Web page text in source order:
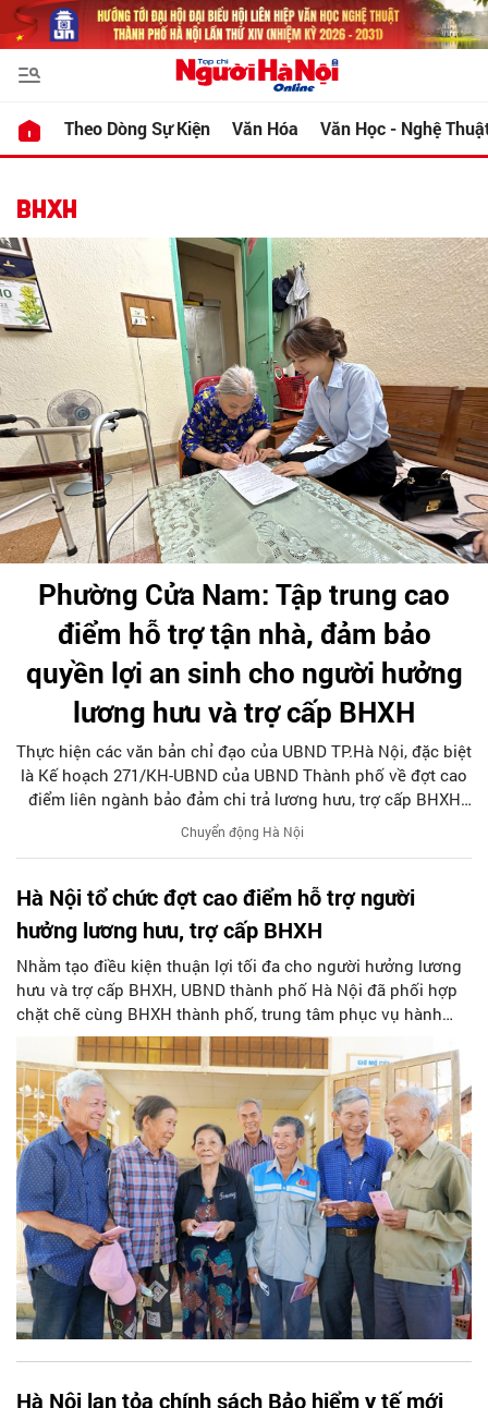
Theo Dòng Sự Kiện Văn Hóa Văn Học - Nghệ
BHXH
Phường Cửa Nam: Tập trung cao
điểm hỗ trợ tận nhà, đảm bảo
quyền lợi an sinh cho người hưởng
lương hưu và trợ cấp BHXH
Thực hiện các văn bản chỉ đạo của UBND TP.Hà Nội, đặc biệt
là Kế hoạch 271/KH-UBND của UBND Thành phố về đợt cao
điểm liên ngành bảo đảm chi trả lương hưu, trợ cấp BHXH
không bị gián đoạn. Với tinh thần tiên phong phục vụ, ngay
từ khi UBND TP. Hà Nội ban hành Kế hoạch, phường Cửa
cơ sở Hoàn Kiếm, Chi nhánh số 3 Trung tâm Phục vụ hành
chính công và Bưu điện Hoàn Kiếm rà soát, hỗ trợ tận nhà
người dân hoàn thiện thủ tục ủy quyền nhận lương hưu, trợ
cấp
Chuyển động Hà Nội
Hà Nội tổ chức đợt cao điểm hỗ trợ người
hưởng lương hưu, trợ cấp BHXH
Nhằm tạo điều kiện thuận lợi tối đa cho người hưởng lương
hưu và trợ cấp BHXH, UBND thành phố Hà Nội đã phối hợp
chặt chẽ cùng BHXH thành phố, trung tâm phục vụ hành
chính công, chính quyền địa phương và ngành bưu điện
triển khai các giải pháp hỗ trợ đồng bộ. Trong thời gian qua,
các tổ xung kích liên ngành đã được thành lập để hỗ trợ trực
tiếp, hướng dẫn làm thủ tục và chứng thực chữ ký tại các
điểm sinh hoạt cộng đồng hoặc ngay tại nhà cho những
trường hợp đặc biệt như người cao tuổi hay người có sức
khỏe yếu.
Hà Nội lan tỏa chính sách Bảo hiểm y tế mới